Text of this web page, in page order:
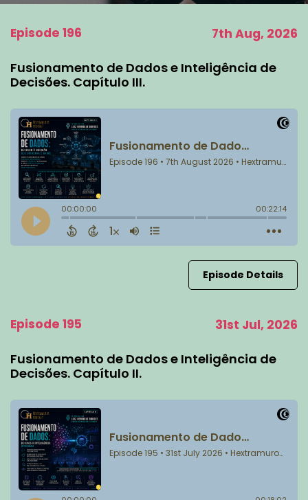
Episode 196 7th Aug, 2026
Fusionamento de Dados e Inteligência de
Decisões. Capítulo III.
Episode Details
Episode 195 31st Jul, 2026
Fusionamento de Dados e Inteligência de
Decisões. Capítulo II.